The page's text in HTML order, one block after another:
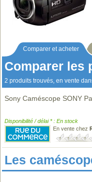
Comparer et acheter
Comparer les
2 produits trouvés, en vente
Sony Caméscope SONY
Disponibilité / délai * : En stock
En vente chez
Les